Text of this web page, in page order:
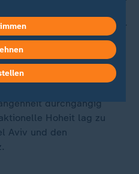
Dabei haben sich keine
dass weitere Mitarbeiter
sein könnten.
wurde auch bestätigt,
durch das
durchgängig
Hoheit lag zu
Aviv und den